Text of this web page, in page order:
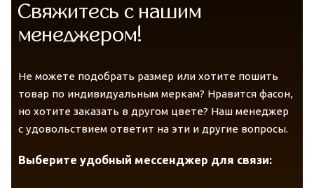
Telegram VK Messenger
Max
VK Messenger Max
Свяжитесь с нашим
менеджером!
Не можете подобрать размер или хотите пошить
товар по индивидуальным меркам? Нравится фасон,
но хотите заказать в другом цвете? Наш менеджер
с удовольствием ответит на эти и другие вопросы.
Выберите удобный мессенджер для связи: